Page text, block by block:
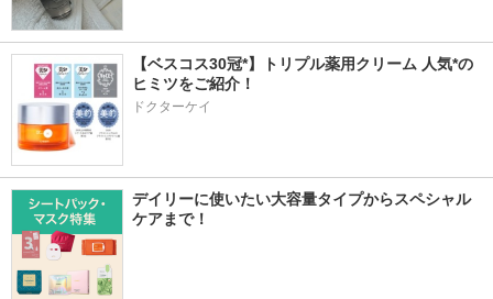
【ベスコス30冠*】トリプル薬用クリーム 人気*の
ヒミツをご紹介！
ドクターケイ
デイリーに使いたい大容量タイプからスペシャル
ケアまで！